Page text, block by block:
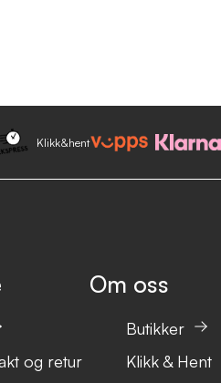
Klikk&hent
og retur
Om oss
Butikker
Klikk & Hent